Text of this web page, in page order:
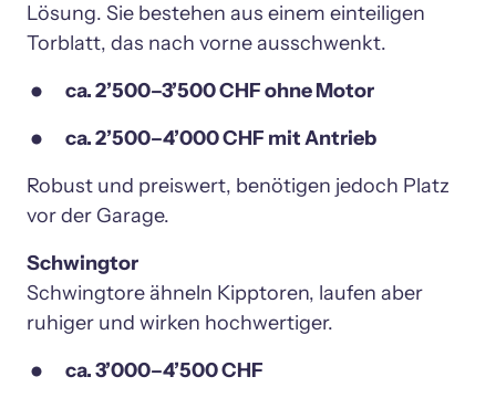
Lösung. Sie bestehen aus einem einteiligen
Torblatt, das nach vorne ausschwenkt.
ca. 2’500–3’500 CHF ohne Motor
ca. 2’500–4’000 CHF mit Antrieb
Robust und preiswert, benötigen jedoch Platz
vor der Garage.
Schwingtore ähneln Kipptoren, laufen aber
ruhiger und wirken hochwertiger.
ca. 3’000–4’500 CHF